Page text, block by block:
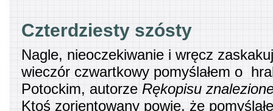
Czterdziesty szósty
Nagle, nieoczekiwanie i wręcz
wieczór czwartkowy pomyślałem o
Potockim, autorze Rękopisu
Ktoś zorientowany powie, że